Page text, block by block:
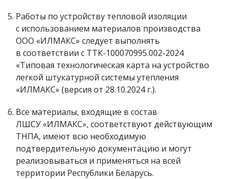
Работы по устройству тепловой изоляции
с использованием материалов производства
ООО «ИЛМАКС» следует выполнять
в соответствии с ТТК-100070995.002-2024
«Типовая технологическая карта на устройство
легкой штукатурной системы утепления
«ИЛМАКС» (версия от 28.10.2024 г.).
Все материалы, входящие в состав
ЛШСУ «ИЛМАКС», соответствуют действующим
ТНПА, имеют всю необходимую
подтвердительную документацию и могут
реализовываться и применяться на всей
территории Республики Беларусь.